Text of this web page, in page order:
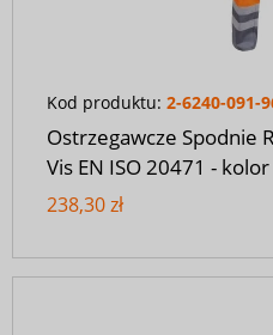
Kod produktu: 2-6240-091-
Ostrzegawcze Spodnie
Vis EN ISO 20471 -
238,30 zł